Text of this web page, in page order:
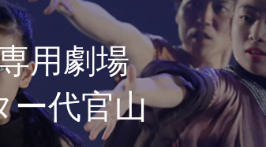
用劇場
ー代官山